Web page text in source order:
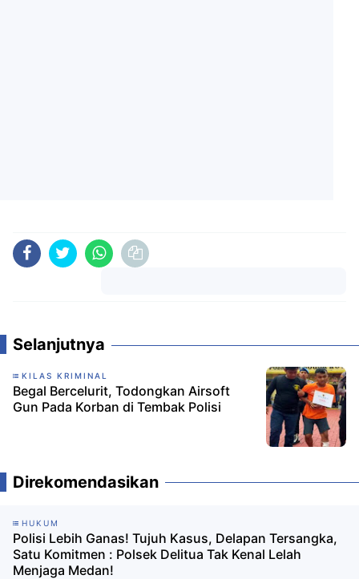
Selanjutnya
KILAS KRIMINAL
Begal Bercelurit, Todongkan Airsoft
Gun Pada Korban di Tembak Polisi
Direkomendasikan
HUKUM
Polisi Lebih Ganas! Tujuh Kasus, Delapan Tersangka,
Satu Komitmen : Polsek Delitua Tak Kenal Lelah
Menjaga Medan!